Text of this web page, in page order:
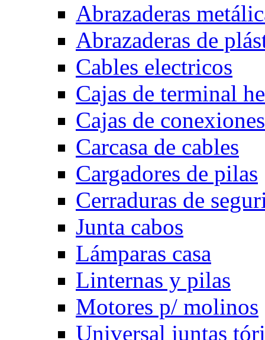
Abrazaderas
Abrazaderas de
Cables electricos
Cajas de terminal
Cajas de
Carcasa de cables
Cargadores de pilas
Cerraduras de
Junta cabos
Lámparas casa
Linternas y pilas
Motores p/ molinos
Universal juntas